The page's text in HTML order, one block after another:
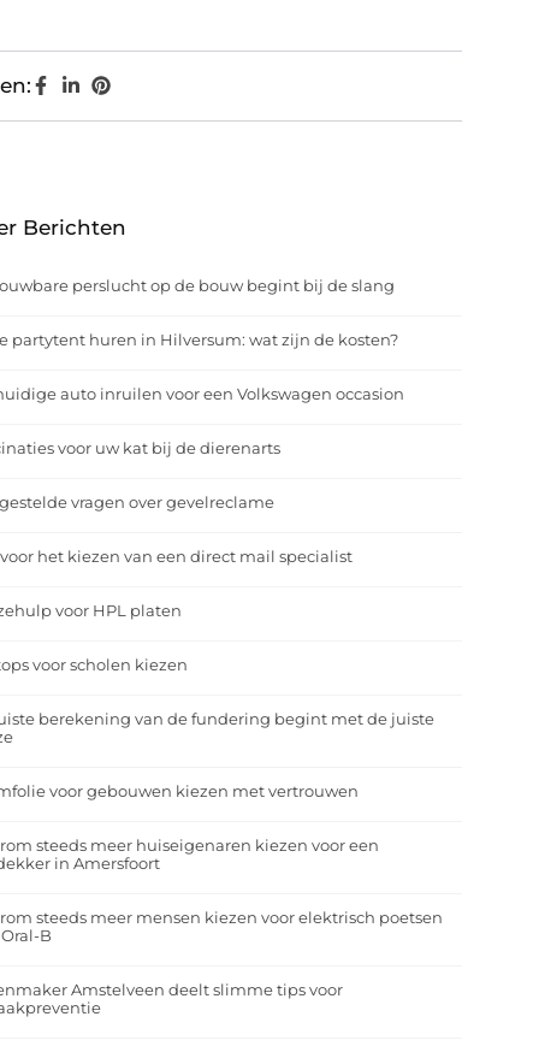
Berichten
perslucht op de bouw begint bij de slang
partytent huren in Hilversum: wat zijn de kosten?
auto inruilen voor een Volkswagen occasion
voor uw kat bij de dierenarts
vragen over gevelreclame
voor het kiezen van een direct mail specialist
voor HPL platen
voor scholen kiezen
berekening van de fundering begint met de juiste
voor gebouwen kiezen met vertrouwen
steeds meer huiseigenaren kiezen voor een
in Amersfoort
steeds meer mensen kiezen voor elektrisch poetsen
B
Amstelveen deelt slimme tips voor